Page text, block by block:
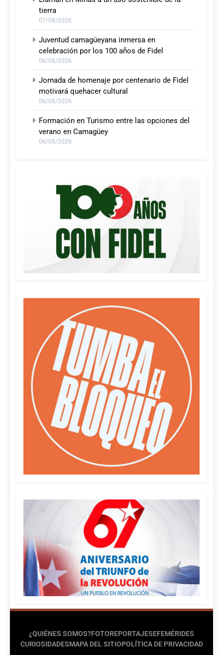
tierra
07/08/2026
Juventud camagüeyana inmersa en
celebración por los 100 años de Fidel
06/08/2026
Jornada de homenaje por centenario de Fidel
motivará quehacer cultural
06/08/2026
Formación en Turismo entre las opciones del
verano en Camagüey
06/08/2026
¿QUIÉNES SOMOS?FOTOREPORTAJESEFEMÉRIDES
CURIOSIDADESMAPA DEL SITIOPOLÍTICA DE PRIVACIDAD